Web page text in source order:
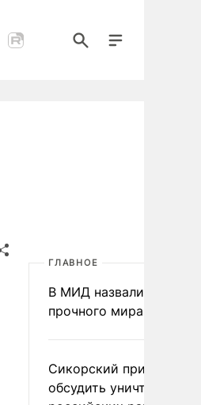
ГЛАВНОЕ
В МИД назвали условия
прочного мира на
Сикорский призвал
обсудить уничтожение